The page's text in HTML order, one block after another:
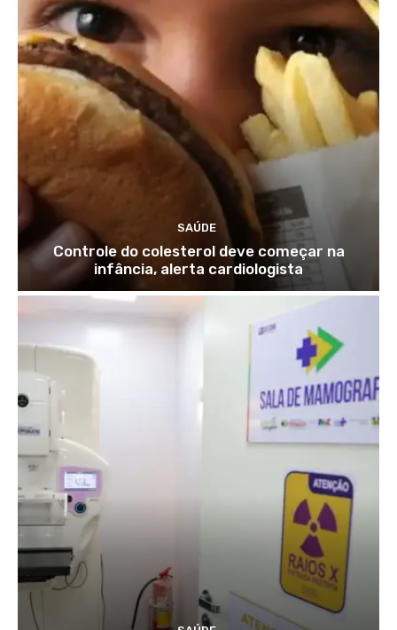
SAÚDE
Controle do colesterol deve começar na
infância, alerta cardiologista